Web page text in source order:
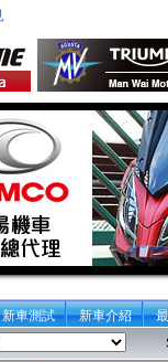
新車測試 新車介紹